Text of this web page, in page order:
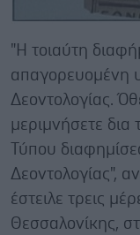
"Η τοιαύτη
απαγορευομένη
Δεοντολογίας.
μεριμνήσετε δια
Τύπου
Δεοντολογίας",
έστειλε τρεις
Θεσσαλονίκης,